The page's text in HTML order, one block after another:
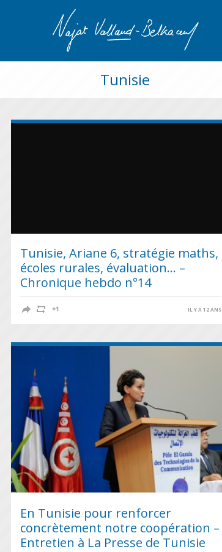
Tunisie
Tunisie, Ariane 6, stratégie maths,
écoles rurales, évaluation… –
Chronique hebdo n°14
IL Y A 12 ANS
En Tunisie pour renforcer
concrètement notre coopération –
Entretien à La Presse de Tunisie